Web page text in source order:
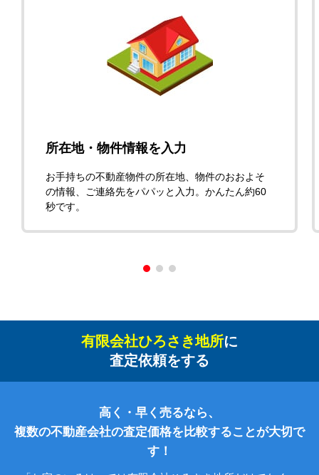
所在地・物件情報を入力
お手持ちの不動産物件の所在地、物件のおおよそ
の情報、ご連絡先をパパッと入力。かんたん約60
秒です。
有限会社ひろさき地所に
査定依頼をする
高く・早く売るなら、
複数の不動産会社の査定価格を比較することが大切で
す！